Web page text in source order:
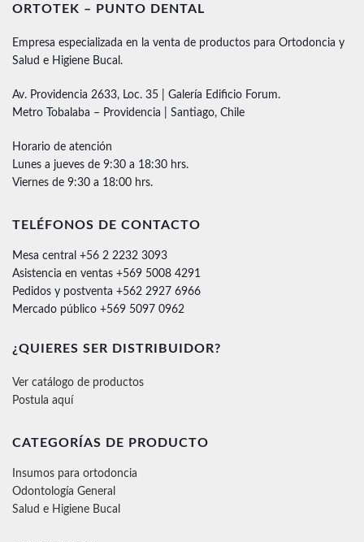
ORTOTEK – PUNTO DENTAL
Empresa especializada en la venta de productos para Ortodoncia y
Salud e Higiene Bucal.
Av. Providencia 2633, Loc. 35 | Galería Edificio Forum.
Metro Tobalaba – Providencia | Santiago, Chile
Horario de atención
Lunes a jueves de 9:30 a 18:30 hrs.
Viernes de 9:30 a 18:00 hrs.
TELÉFONOS DE CONTACTO
Mesa central +56 2 2232 3093
Asistencia en ventas +569 5008 4291
Pedidos y postventa +562 2927 6966
Mercado público +569 5097 0962
¿QUIERES SER DISTRIBUIDOR?
Ver catálogo de productos
Postula aquí
CATEGORÍAS DE PRODUCTO
Insumos para ortodoncia
Odontología General
Salud e Higiene Bucal